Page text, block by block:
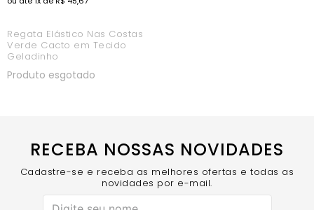
Regata Elástico Nas Costas
Verde Cacto em Tecido
Geladinho
Produto esgotado
RECEBA NOSSAS NOVIDADES
Cadastre-se e receba as melhores ofertas e todas as
novidades por e-mail.